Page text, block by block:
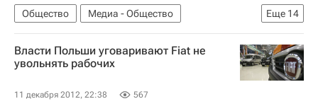
Еще 14
Общество
Медиа - Общество
Санкт-Петербург
Нарьян-Мар
Москва
Северо-Западный ФО
Весь мир
Европа
Комитет гражданских инициатив
Власти Польши уговаривают Fiat не
увольнять рабочих
11 декабря 2012, 22:38 567